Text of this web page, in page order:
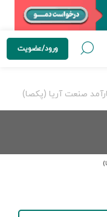
ورود/عضویت
صنعت آریا (پکصا)